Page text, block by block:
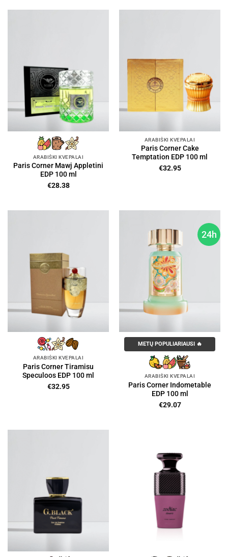
ARABIŠKI KVEPALAI
Paris Corner Mawj Appletini
EDP 100 ml
€28.38
ARABIŠKI KVEPALAI
Paris Corner Cake
Temptation EDP 100 ml
€32.95
ARABIŠKI KVEPALAI
Paris Corner Tiramisu
Speculoos EDP 100 ml
€32.95
24h
METŲ POPULIARIAUSI 🔥
ARABIŠKI KVEPALAI
Paris Corner Indometable
EDP 100 ml
€29.07